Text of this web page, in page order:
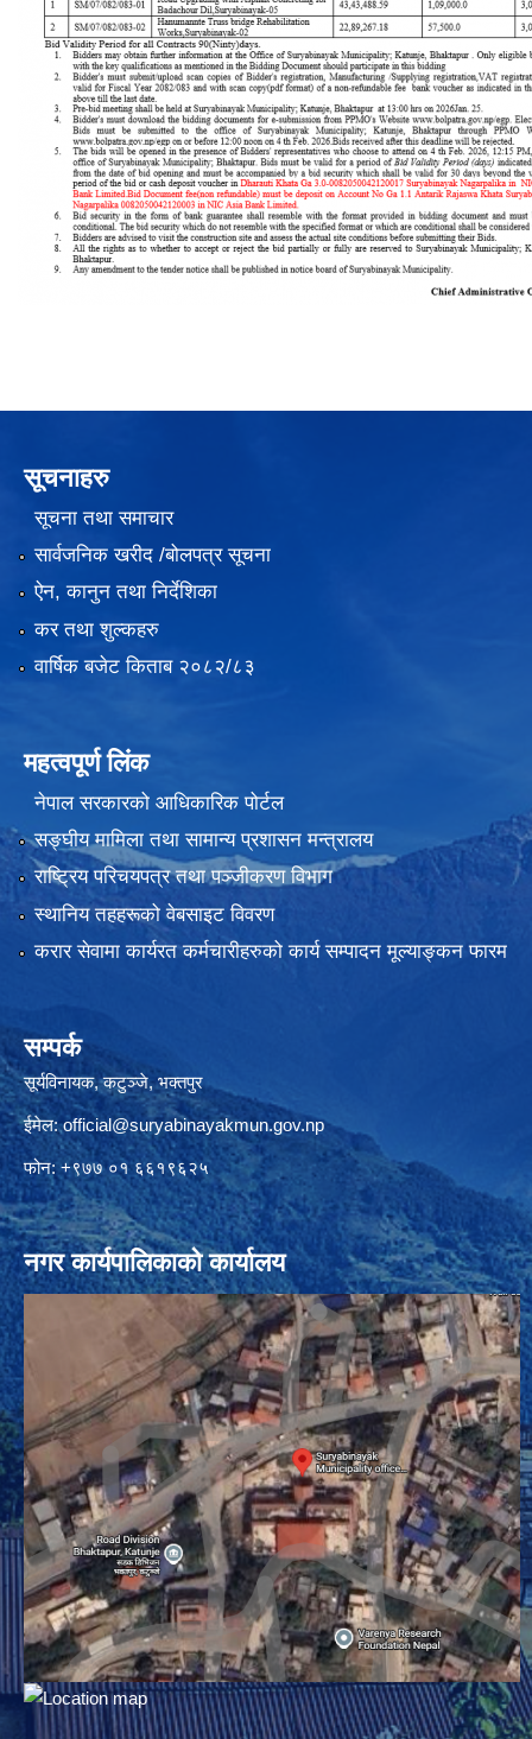
सूचनाहरु
सूचना तथा समाचार
सार्वजनिक खरीद /बोलपत्र सूचना
ऐन, कानुन तथा निर्देशिका
कर तथा शुल्कहरु
वार्षिक बजेट किताब २०८२/८३
महत्वपूर्ण लिंक
नेपाल सरकारको आधिकारिक पोर्टल
सङ्‍घीय मामिला तथा सामान्य प्रशासन मन्त्रालय
राष्ट्रिय परिचयपत्र तथा पञ्जीकरण विभाग
स्थानिय तहहरूको वेबसाइट विवरण
करार सेवामा कार्यरत कर्मचारीहरुको कार्य सम्पादन मूल्याङ्कन फारम
सम्पर्क
सूर्यविनायक, कटुञ्जे, भक्तपुर
ईमेल:official@suryabinayakmun.gov.np
फोन: +९७७ ०१ ६६१९६२५
नगर कार्यपालिकाको कार्यालय